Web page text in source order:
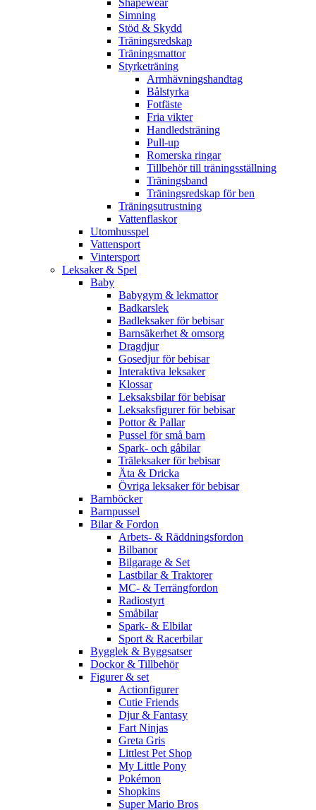
Shapewear
Simning
Stöd & Skydd
Träningsredskap
Träningsmattor
Styrketräning
Armhävningshandtag
Bålstyrka
Fotfäste
Fria vikter
Handledsträning
Pull-up
Romerska ringar
Tillbehör till träningsställning
Träningsband
Träningsredskap för ben
Träningsutrustning
Vattenflaskor
Utomhusspel
Vattensport
Vintersport
Leksaker & Spel
Baby
Babygym & lekmattor
Badkarslek
Badleksaker för bebisar
Barnsäkerhet & omsorg
Dragdjur
Gosedjur för bebisar
Interaktiva leksaker
Klossar
Leksaksbilar för bebisar
Leksaksfigurer för bebisar
Pottor & Pallar
Pussel för små barn
Spark- och gåbilar
Träleksaker för bebisar
Äta & Dricka
Övriga leksaker för bebisar
Barnböcker
Barnpussel
Bilar & Fordon
Arbets- & Räddningsfordon
Bilbanor
Bilgarage & Set
Lastbilar & Traktorer
MC- & Terrängfordon
Radiostyrt
Småbilar
Spark- & Elbilar
Sport & Racerbilar
Bygglek & Byggsatser
Dockor & Tillbehör
Figurer & set
Actionfigurer
Cutie Friends
Djur & Fantasy
Fart Ninjas
Greta Gris
Littlest Pet Shop
My Little Pony
Pokémon
Shopkins
Super Mario Bros